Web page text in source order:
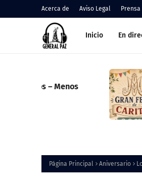
Acerca de Aviso Legal
Inicio En
2026
Cáritas
de la
nueva
August 05,
Página Principal Aniversario